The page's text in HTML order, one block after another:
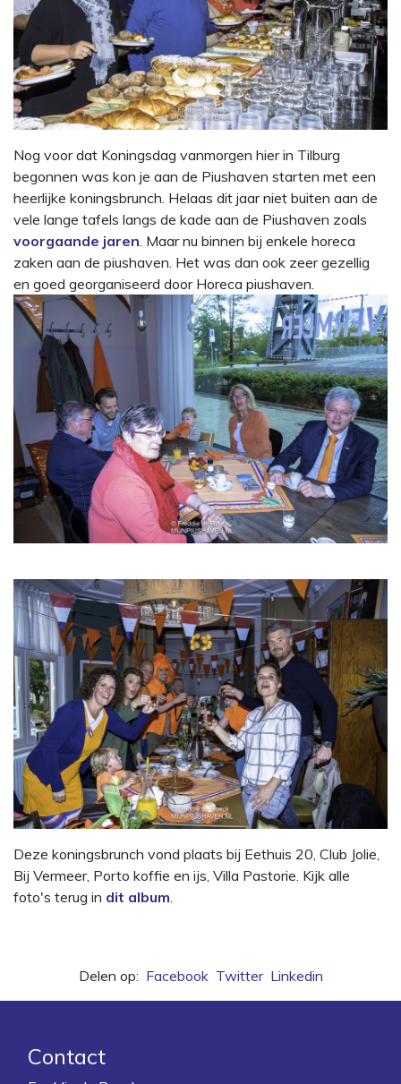
Nog voor dat Koningsdag vanmorgen hier in Tilburg
begonnen was kon je aan de Piushaven starten met een
heerlijke koningsbrunch. Helaas dit jaar niet buiten aan de
vele lange tafels langs de kade aan de Piushaven zoals
voorgaande jaren . Maar nu binnen bij enkele horeca
zaken aan de piushaven. Het was dan ook zeer gezellig
en goed georganiseerd door Horeca piushaven.
Deze koningsbrunch vond plaats bij Eethuis 20, Club Jolie,
Bij Vermeer, Porto koffie en ijs, Villa Pastorie. Kijk alle
foto's terug in dit album
Delen op: Facebook Twitter Linkedin
Contact